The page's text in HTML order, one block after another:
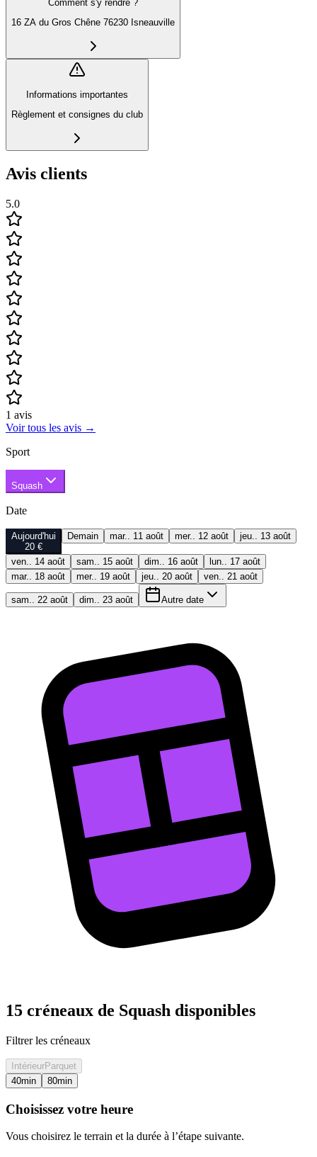
Comment s'y rendre ?
16 ZA du Gros Chêne 76230 Isneauville
Informations importantes
Règlement et consignes du club
Avis clients
5.0
1 avis
Voir tous les avis →
Sport
Squash
Date
Aujourd'hui
20 €
Demain mar.. 11 août mer.. 12 août jeu.. 13 août
ven.. 14 août sam.. 15 août dim.. 16 août
lun.. 17 août
mar.. 18 août
mer.. 19 août jeu.. 20 août ven.. 21 août
sam.. 22 août dim.. 23 août Autre date
15 créneaux de Squash disponibles
Filtrer les créneaux
IntérieurParquet
40min 80min
Choisissez votre heure
Vous choisirez le terrain et la durée à l’étape suivante.